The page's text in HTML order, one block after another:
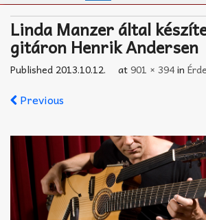
Zeneiskolák
Zeneszerzés alapjai
Akkord-kotta
Improvizáció
Linda Manzer által
gitáron Henrik Andersen
Published 2013.10.12. at901 × 394in
Previous